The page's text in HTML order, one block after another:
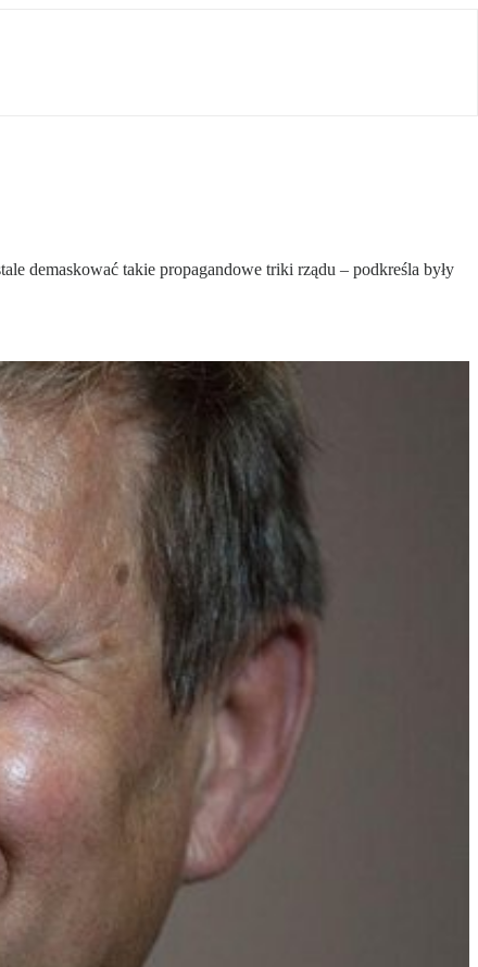
demaskować takie propagandowe triki rządu – podkreśla były